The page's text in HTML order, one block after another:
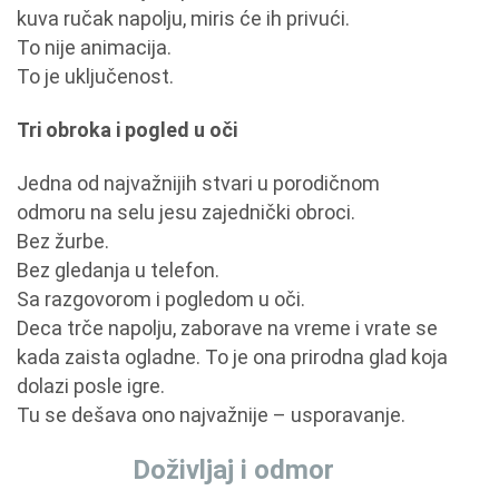
kuva ručak napolju, miris će ih privući.
To nije animacija.
To je uključenost.
Tri obroka i pogled u oči
Jedna od najvažnijih stvari u porodičnom
odmoru na selu jesu zajednički obroci.
Bez žurbe.
Bez gledanja u telefon.
Sa razgovorom i pogledom u oči.
Deca trče napolju, zaborave na vreme i vrate se
kada zaista ogladne. To je ona prirodna glad koja
dolazi posle igre.
Tu se dešava ono najvažnije – usporavanje.
Doživljaj i odmor